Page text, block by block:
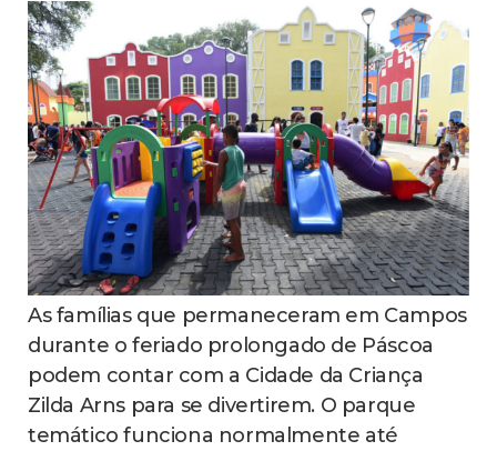
As famílias que permaneceram em Campos
durante o feriado prolongado de Páscoa
podem contar com a Cidade da Criança
Zilda Arns para se divertirem. O parque
temático funciona normalmente até